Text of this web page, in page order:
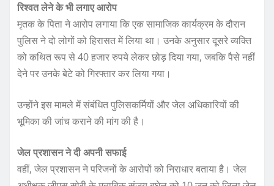
रिश्वत लेने के भी लगाए आरोप
मृतक के पिता ने आरोप लगाया कि एक सामाजिक कार्यक्रम के दौरान
पुलिस ने दो लोगों को हिरासत में लिया था। उनके अनुसार दूसरे व्यक्ति
को कथित रूप से 40 हजार रुपये लेकर छोड़ दिया गया, जबकि पैसे नहीं
देने पर उनके बेटे को गिरफ्तार कर लिया गया।
उन्होंने इस मामले में संबंधित पुलिसकर्मियों और जेल अधिकारियों की
भूमिका की जांच कराने की मांग की है।
जेल प्रशासन ने दी अपनी सफाई
वहीं, जेल प्रशासन ने परिजनों के आरोपों को निराधार बताया है। जेल